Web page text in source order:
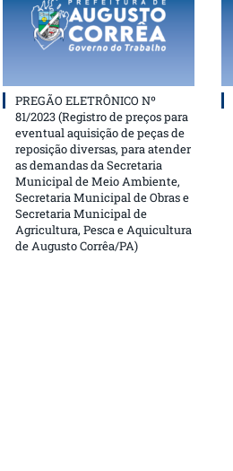
PREGÃO ELETRÔNICO Nº
81/2023 (Registro de preços para
eventual aquisição de peças de
reposição diversas, para atender
as demandas da Secretaria
Municipal de Meio Ambiente,
Secretaria Municipal de Obras e
Secretaria Municipal de
Agricultura, Pesca e Aquicultura
de Augusto Corrêa/PA)